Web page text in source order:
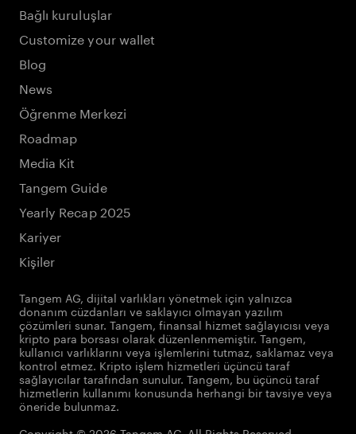
Bağlı kuruluşlar
Customize your wallet
Blog
News
Öğrenme Merkezi
Roadmap
Media Kit
Tangem Guide
Yearly Recap 2025
Kariyer
Kişiler
Tangem AG, dijital varlıkları yönetmek için yalnızca
donanım cüzdanları ve saklayıcı olmayan yazılım
çözümleri sunar. Tangem, finansal hizmet sağlayıcısı veya
kripto para borsası olarak düzenlenmemiştir. Tangem,
kullanıcı varlıklarını veya işlemlerini tutmaz, saklamaz veya
kontrol etmez. Kripto işlem hizmetleri üçüncü taraf
sağlayıcılar tarafından sunulur. Tangem, bu üçüncü taraf
hizmetlerin kullanımı konusunda herhangi bir tavsiye veya
öneride bulunmaz.